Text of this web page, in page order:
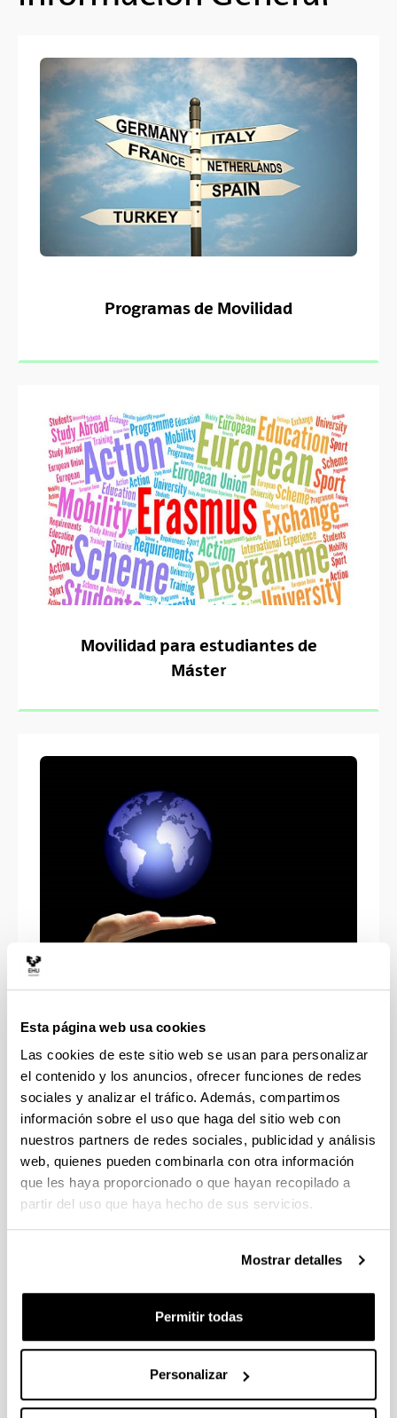
Esta página web usa cookies
Las cookies de este sitio web se usan para personalizar
el contenido y los anuncios, ofrecer funciones de redes
sociales y analizar el tráfico. Además, compartimos
información sobre el uso que haga del sitio web con
nuestros partners de redes sociales, publicidad y análisis
web, quienes pueden combinarla con otra información
que les haya proporcionado o que hayan recopilado a
partir del uso que haya hecho de sus servicios.
Mostrar detalles
Permitir todas
Personalizar
Programas de Movilidad
Movilidad para estudiantes de
Máster
Selección de Estudiantes